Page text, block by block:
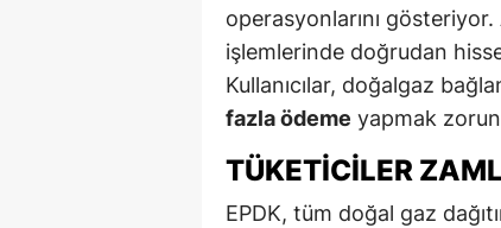
operasyonlarını
işlemlerinde doğrudan
Kullanıcılar, doğalgaz
fazla ödeme yapmak
TÜKETICILER
EPDK, tüm doğal gaz